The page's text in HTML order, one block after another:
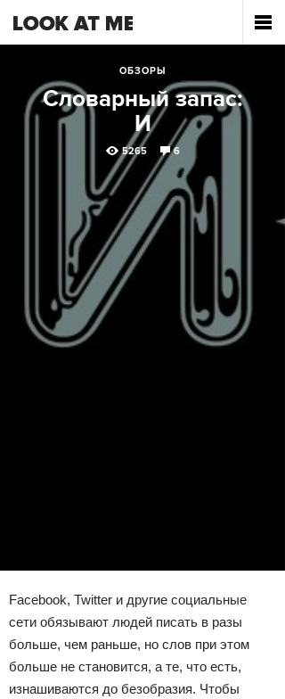
ОБЗОРЫ
Словарный запас:
И
5265 6
Facebook, Twitter и другие социальные
сети обязывают людей писать в разы
больше, чем раньше, но слов при этом
больше не становится, а те, что есть,
изнашиваются до безобразия. Чтобы